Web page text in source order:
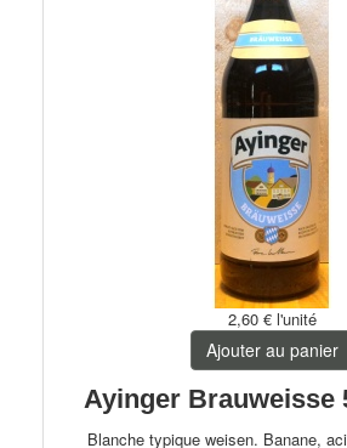
2,60 € l'unité
Ajouter au panier
Ayinger Brauweisse
Blanche typique weisen. Banane,